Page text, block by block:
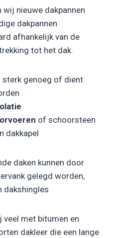
wij nieuwe dakpannen
dakpannen
afhankelijk van de
tot het dak.
genoeg of dient
of schoorsteen
dakkapel
daken kunnen door
gelegd worden,
dakshingles
veel met bitumen en
dakleer die een lange